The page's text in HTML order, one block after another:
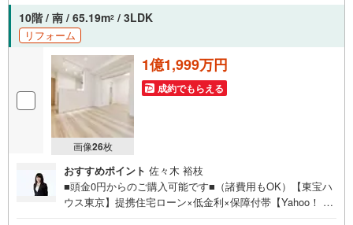
10階 / 南 / 65.19m2 / 3LDK
リフォーム
画像26枚
1億1,999万円
成約でもらえる
おすすめポイント 佐々木 裕枝
■頭金0円からのご購入可能です■（諸費用もOK）【東宝ハ
ウス東京】提携住宅ローン×低金利×保障付帯【Yahoo！ 不